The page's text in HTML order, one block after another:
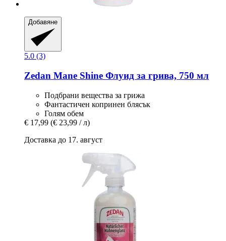
Добавяне
5.0 (3)
Zedan Mane Shine Флуид за грива, 750 мл
Подбрани вещества за грижа
Фантастичен копринен блясък
Голям обем
€ 17,99 (€ 23,99 / л)
Доставка до 17. август